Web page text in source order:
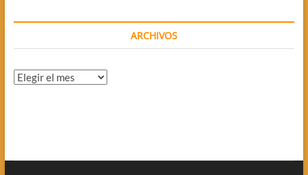
ARCHIVOS
Archivos